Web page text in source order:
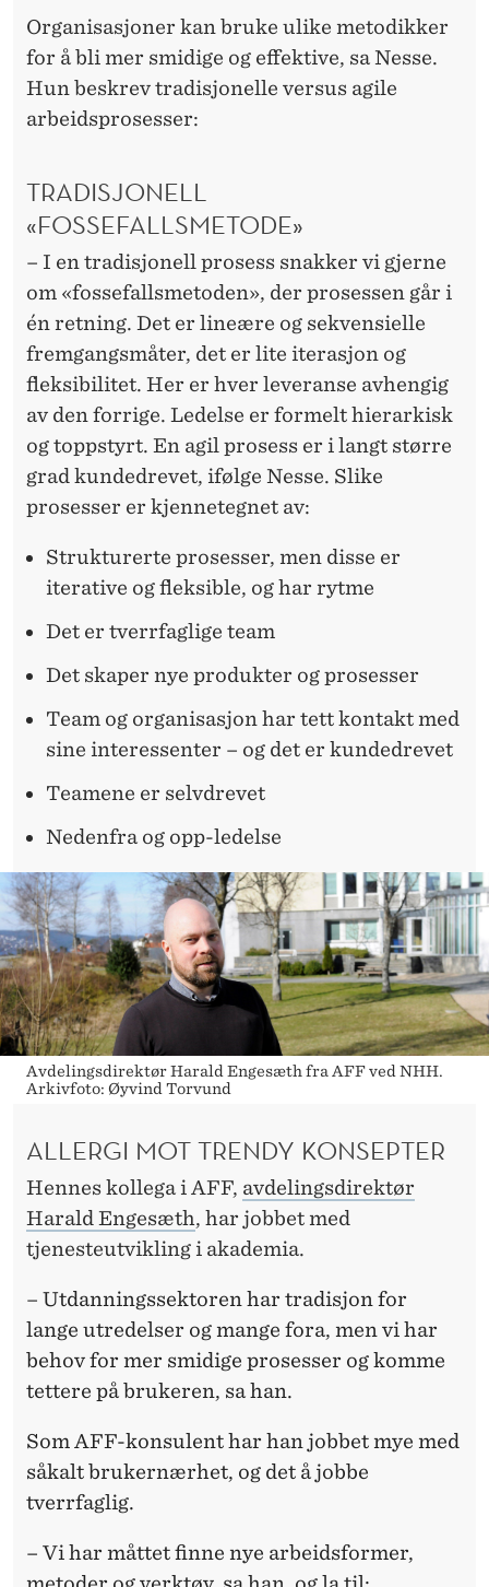
Organisasjoner kan bruke ulike metodikker
for å bli mer smidige og effektive, sa Nesse.
Hun beskrev tradisjonelle versus agile
arbeidsprosesser:
TRADISJONELL
«FOSSEFALLSMETODE»
– I en tradisjonell prosess snakker vi gjerne
om «fossefallsmetoden», der prosessen går i
én retning. Det er lineære og sekvensielle
fremgangsmåter, det er lite iterasjon og
fleksibilitet. Her er hver leveranse avhengig
av den forrige. Ledelse er formelt hierarkisk
og toppstyrt. En agil prosess er i langt større
grad kundedrevet, ifølge Nesse. Slike
prosesser er kjennetegnet av:
Strukturerte prosesser, men disse er
iterative og fleksible, og har rytme
Det er tverrfaglige team
Det skaper nye produkter og prosesser
Team og organisasjon har tett kontakt med
sine interessenter – og det er kundedrevet
Teamene er selvdrevet
Nedenfra og opp-ledelse
Avdelingsdirektør Harald Engesæth fra AFF ved NHH.
Arkivfoto: Øyvind Torvund
ALLERGI MOT TRENDY KONSEPTER
Henneskollega i AFF, avdelingsdirektør
Harald Engesæth, har jobbet med
tjenesteutvikling i akademia.
– Utdanningssektoren har tradisjon for
lange utredelser og mange fora, men vi har
behov for mer smidige prosesser og komme
tettere på brukeren, sa han.
Som AFF-konsulent har han jobbet mye med
såkalt brukernærhet, og det å jobbe
tverrfaglig.
– Vi har måttet finne nye arbeidsformer,